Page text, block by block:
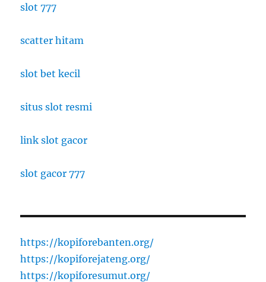
slot 777
scatter hitam
slot bet kecil
situs slot resmi
link slot gacor
slot gacor 777
https://kopiforebanten.org/
https://kopiforejateng.org/
https://kopiforesumut.org/